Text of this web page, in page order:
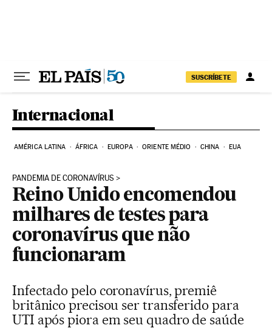
SUSCRÍBETE
Internacional
AMÉRICA LATINA ÁFRICA EUROPA ORIENTE MÉDIO CHINA EUA
PANDEMIA DE CORONAVÍRUS
Reino Unido encomendou
milhares de testes para
coronavírus que não
funcionaram
Infectado pelo coronavírus, premiê
britânico precisou ser transferido para
UTI após piora em seu quadro de saúde